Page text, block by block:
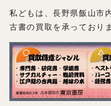
私どもは、長野県飯山市
古書の買取を承っており